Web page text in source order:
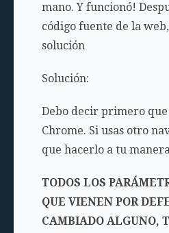
mano. Y funcionó!
código fuente de la
solución
Solución:
Debo decir primero que
Chrome. Si usas otro
que hacerlo a tu
TODOS LOS
QUE VIENEN POR
CAMBIADO ALGUNO,